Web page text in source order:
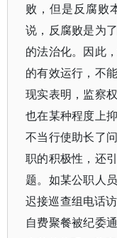
败，但是反腐败
说，反腐败是为
的法治化。因此
的有效运行，不
现实表明，监察
也在某种程度上
不当行使助长了
职的积极性，还
题。如某公职人
迟接巡查组电话
自费聚餐被纪委